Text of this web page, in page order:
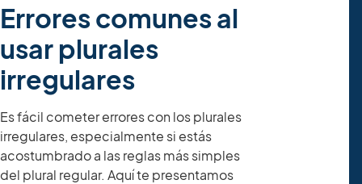
Errores comunes al
usar plurales
irregulares
Es fácil cometer errores con los plurales
irregulares, especialmente si estás
acostumbrado a las reglas más simples
del plural regular. Aquí te presentamos